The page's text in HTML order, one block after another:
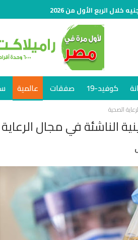
كوفيد-19 صفقات عالمية
الصحية
الناشئة في مجال